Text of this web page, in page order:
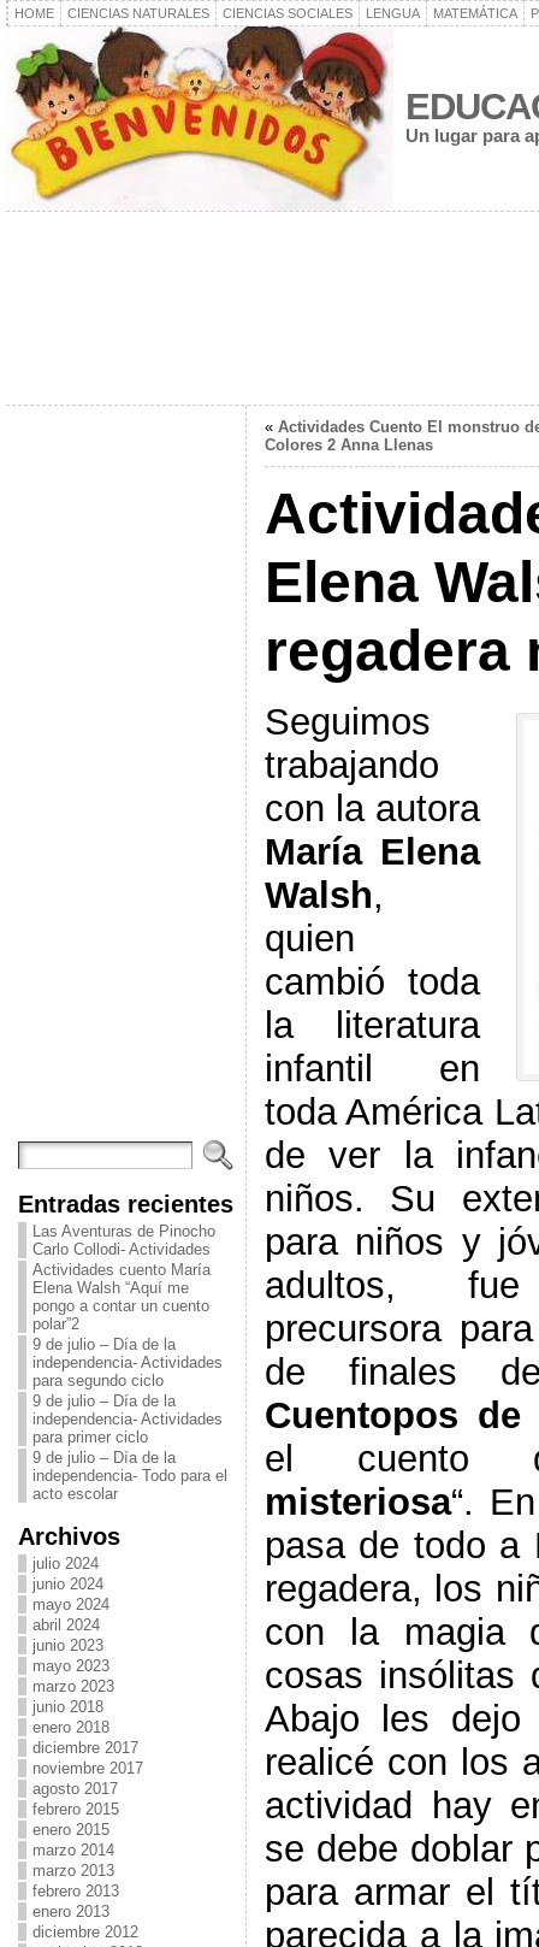
HOME CIENCIAS NATURALES CIENCIAS SOCIALES LENGUA MATEMÁTICA
Un lugar para
Entradas recientes
Las Aventuras de Pinocho
Carlo Collodi- Actividades
Actividades cuento María
Elena Walsh “Aquí me
pongo a contar un cuento
polar”2
9 de julio – Día de la
independencia- Actividades
para segundo ciclo
9 de julio – Día de la
independencia- Actividades
para primer ciclo
9 de julio – Día de la
independencia- Todo para el
acto escolar
Archivos
julio 2024
junio 2024
mayo 2024
abril 2024
junio 2023
mayo 2023
marzo 2023
junio 2018
enero 2018
diciembre 2017
noviembre 2017
agosto 2017
febrero 2015
enero 2015
marzo 2014
marzo 2013
febrero 2013
enero 2013
diciembre 2012
« Actividades Cuento El monstruo
Colores 2 Anna Llenas
Elena
regadera
Seguimos
trabajando
con la autora
María Elena
Walsh,
quien
cambió toda
la literatura
infantil en
toda América
de ver la
niños. Su
para niños y
adultos,
precursora
de finales
Cuentopos de
el cuento
misteriosa“.
pasa de todo a
regadera, los
con la magia
cosas insólitas
Abajo les dejo
realicé con los
actividad hay
se debe doblar
para armar el
parecida a la